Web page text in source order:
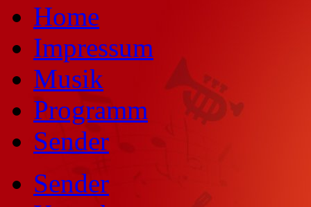
Home
Impressum
Musik
Programm
Sender
Sender